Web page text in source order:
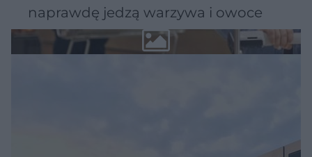
naprawdę jedzą warzywa i owoce